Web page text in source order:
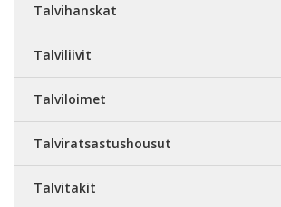
Talvihanskat
Talviliivit
Talviloimet
Talviratsastushousut
Talvitakit